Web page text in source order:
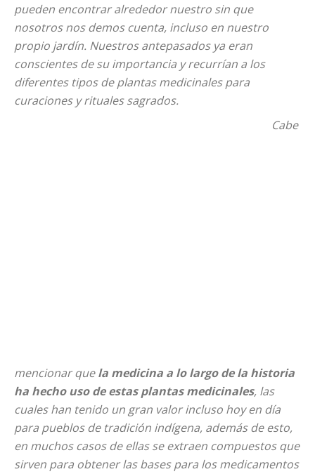
pueden encontrar alrededor nuestro sin que
nosotros nos demos cuenta, incluso en nuestro
propio jardín. Nuestros antepasados ya eran
conscientes de su importancia y recurrían a los
diferentes tipos de plantas medicinales para
curaciones y rituales sagrados.
Cabe
mencionar quela medicina a lo largo de la historia
ha hecho uso de estas plantas medicinales, las
cuales han tenido un gran valor incluso hoy en día
para pueblos de tradición indígena, además de esto,
en muchos casos de ellas se extraen compuestos que
sirven para obtener las bases para los medicamentos